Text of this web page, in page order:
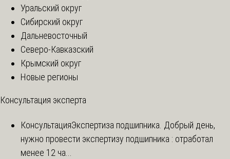
Уральский округ
Сибирский округ
Дальневосточный
Северо-Кавказский
Крымский округ
Новые регионы
Консультация эксперта
КонсультацияЭкспертиза подшипника. Добрый день,
нужно провести экспертизу подшипника : отработал
менее 12 ча...